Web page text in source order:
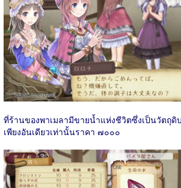
ที่ร้านของพาเมลามีขายน้ำแห่งชีวิตซึ่งเป็นวัตถุดิ
เพียงอันเดียวเท่านั้นราคา ๗๐๐๐